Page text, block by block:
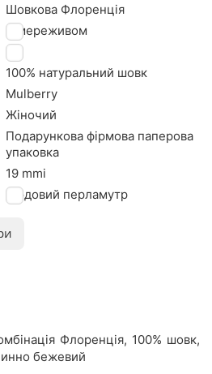
Шовкова Флоренція
З мереживом
L
100% натуральний шовк
Mulberry
Жіночий
Подарункова фірмова паперова
упаковка
19 mmi
Нюдовий перламутр
Флоренція, 100% шовк,
бежевий